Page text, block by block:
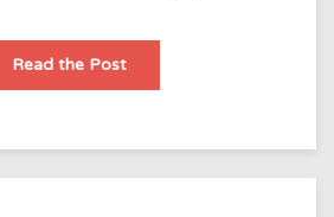
Read the Post防
實
例：
港